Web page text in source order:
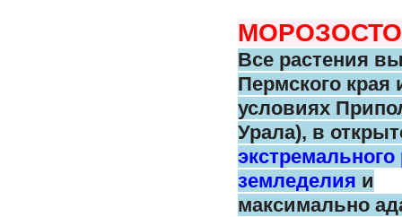
Все растения
Пермского края
условиях
Урала), в
экстремального
земледелия и
максимально